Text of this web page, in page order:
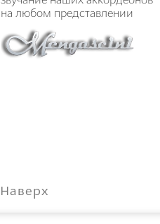
на любом представлении
Наверх